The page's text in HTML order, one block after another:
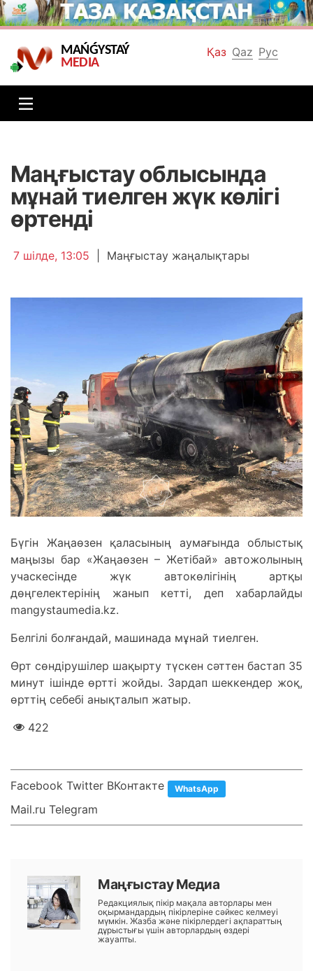
Қаз Qaz Рус
MAŃǴYSTAÝ
MEDIA
Маңғыстау облысында
мұнай тиелген жүк көлігі
өртенді
7 шілде, 13:05 Маңғыстау жаңалықтары
Бүгін Жаңаөзен қаласының аумағында облыстық
маңызы бар «Жаңаөзен – Жетібай» автожолының
учаскесінде жүк автокөлігінің артқы
дөңгелектерінің жанып кетті, деп хабарлайды
mangystaumedia.kz.
Белгілі болғандай, машинада мұнай тиелген.
Өрт сөндірушілер шақырту түскен сәттен бастап 35
минут ішінде өртті жойды. Зардап шеккендер жоқ,
өрттің себебі анықталып жатыр.
422
Facebook Twitter ВКонтакте WhatsApp
Mail.ru Telegram
Маңғыстау Медиа
Редакциялық пікір мақала авторлары мен
оқырмандардың пікірлеріне сәйкес келмеуі
мүмкін. Жазба және пікірлердегі ақпараттың
дұрыстығы үшін авторлардың өздері
жауапты.